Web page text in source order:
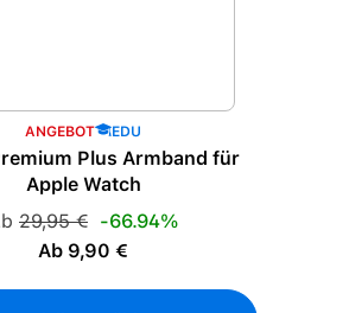
ANGEBOT EDU
Plus Armband für
Apple Watch
Verkaufspreis:
Preis:
29,95 € -66.94%
Ab 9,90 €